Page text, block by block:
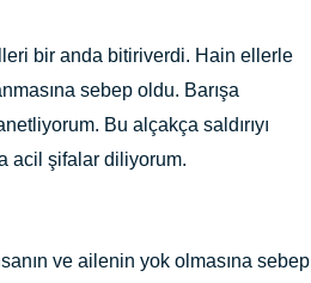
bir anda bitiriverdi. Hain ellerle
sebep oldu. Barışa
Bu alçakça saldırıyı
acil şifalar diliyorum.
ve ailenin yok olmasına sebep